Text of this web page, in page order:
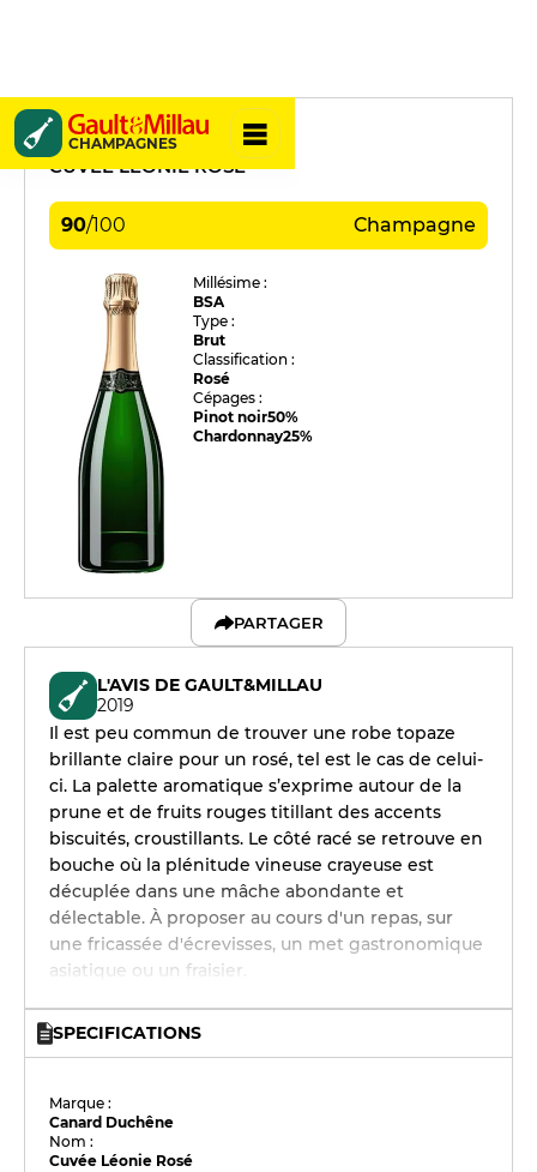
CHAMPAGNES
Canard Duchêne
CUVÉE LÉONIE ROSÉ
90/100 Champagne
Millésime :
BSA
Type :
Brut
Classification :
Rosé
Cépages :
Pinot noir50%
Chardonnay25%
PARTAGER
L'AVIS DE GAULT&MILLAU
2019
Il est peu commun de trouver une robe topaze
brillante claire pour un rosé, tel est le cas de celui-
ci. La palette aromatique s’exprime autour de la
prune et de fruits rouges titillant des accents
biscuités, croustillants. Le côté racé se retrouve en
bouche où la plénitude vineuse crayeuse est
décuplée dans une mâche abondante et
délectable. À proposer au cours d'un repas, sur
une fricassée d'écrevisses, un met gastronomique
asiatique ou un fraisier.
SPECIFICATIONS
Marque :
Canard Duchêne
Nom :
Cuvée Léonie Rosé